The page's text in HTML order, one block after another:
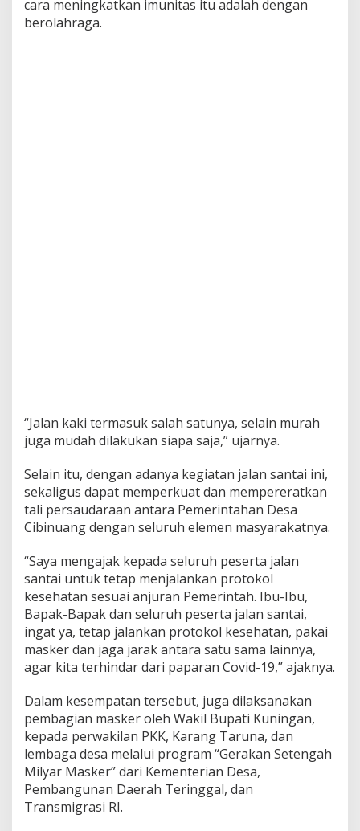
cara meningkatkan imunitas itu adalah dengan
berolahraga.
“Jalan kaki termasuk salah satunya, selain murah
juga mudah dilakukan siapa saja,” ujarnya.
Selain itu, dengan adanya kegiatan jalan santai ini,
sekaligus dapat memperkuat dan mempereratkan
tali persaudaraan antara Pemerintahan Desa
Cibinuang dengan seluruh elemen masyarakatnya.
“Saya mengajak kepada seluruh peserta jalan
santai untuk tetap menjalankan protokol
kesehatan sesuai anjuran Pemerintah. Ibu-Ibu,
Bapak-Bapak dan seluruh peserta jalan santai,
ingat ya, tetap jalankan protokol kesehatan, pakai
masker dan jaga jarak antara satu sama lainnya,
agar kita terhindar dari paparan Covid-19,” ajaknya.
Dalam kesempatan tersebut, juga dilaksanakan
pembagian masker oleh Wakil Bupati Kuningan,
kepada perwakilan PKK, Karang Taruna, dan
lembaga desa melalui program “Gerakan Setengah
Milyar Masker” dari Kementerian Desa,
Pembangunan Daerah Teringgal, dan
Transmigrasi RI.